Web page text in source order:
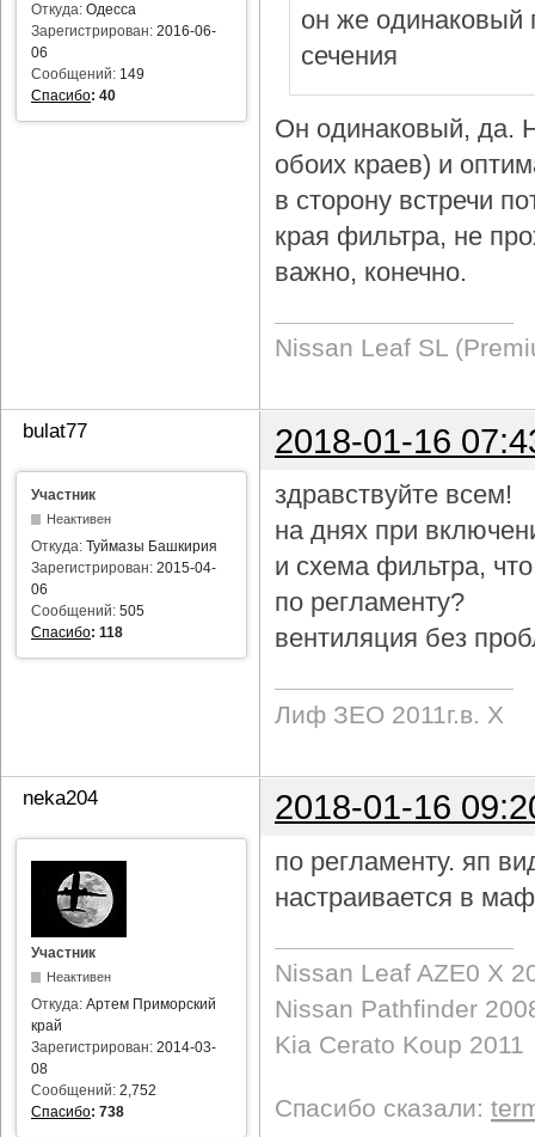
Откуда: Одесса
Зарегистрирован: 2016-06-
06
Сообщений: 149
Спасибо: 40
он же одинаковый
сечения
Он одинаковый, да.
обоих краев) и
в сторону встречи
края фильтра, не
важно, конечно.
Nissan Leaf SL
bulat77 2018-01-16
Участник
Неактивен
Откуда: Туймазы Башкирия
Зарегистрирован: 2015-04-
06
Сообщений: 505
Спасибо: 118
здравствуйте всем!
на днях при
и схема фильтра,
по регламенту?
вентиляция без
Лиф ЗЕО 2011г.в. Х
neka204 2018-01-16
Участник
Неактивен
Откуда: Артем Приморский
край
Зарегистрирован: 2014-03-
08
Сообщений: 2,752
Спасибо: 738
по регламенту. яп
настраивается в
Nissan Leaf AZE0 X
Nissan Pathfinder
Kia Cerato Koup 2011
Спасибо сказали: